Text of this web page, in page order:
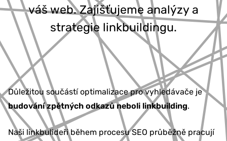
KONTAKTY
777 353 464
váš web. Zajišťujeme analýzy a
strategie linkbuildingu.
Důležitou součástí optimalizace pro vyhledávače je
budování zpětných odkazů neboli linkbuilding.
Naši linkbulideři během procesu SEO průběžně pracují